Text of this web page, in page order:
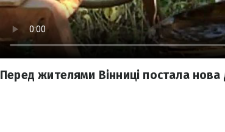
Перед жителями Вінниці постала